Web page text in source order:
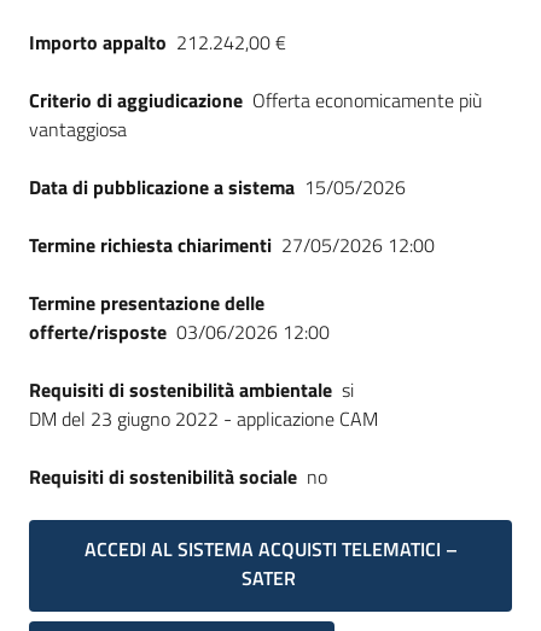
Importo appalto 212.242,00 €
Criterio di aggiudicazione Offerta economicamente più
vantaggiosa
Data di pubblicazione a sistema 15/05/2026
Termine richiesta chiarimenti 27/05/2026 12:00
Termine presentazione delle
offerte/risposte 03/06/2026 12:00
Requisiti di sostenibilità ambientale si
DM del 23 giugno 2022 - applicazione CAM
Requisiti di sostenibilità sociale no
ACCEDI AL SISTEMA ACQUISTI TELEMATICI –
SATER